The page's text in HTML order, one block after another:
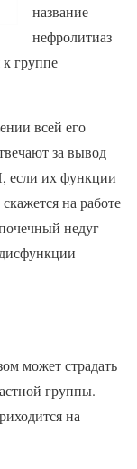
название
нефролитиаз
к группе
всей его
за вывод
если их функции
на работе
недуг
может страдать
группы.
на